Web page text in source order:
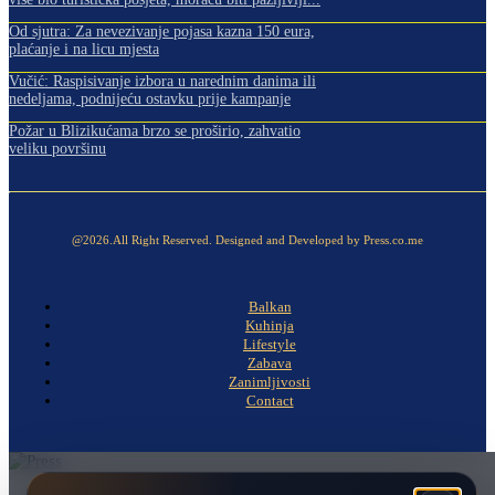
Od sjutra: Za nevezivanje pojasa kazna 150 eura,
plaćanje i na licu mjesta
Vučić: Raspisivanje izbora u narednim danima ili
nedeljama, podnijeću ostavku prije kampanje
Požar u Blizikućama brzo se proširio, zahvatio
veliku površinu
@2026.All Right Reserved. Designed and Developed by Press.co.me
Balkan
Kuhinja
Lifestyle
Zabava
Zanimljivosti
Contact